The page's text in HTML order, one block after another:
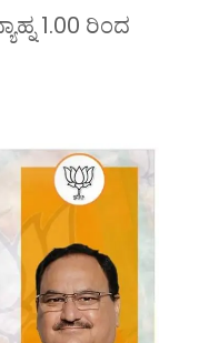
1.00 ರಿಂದ